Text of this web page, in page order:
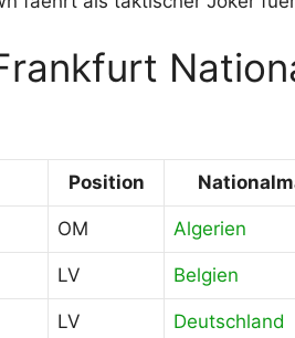
Position
OM Algerien
LV Belgien
LV Deutschland